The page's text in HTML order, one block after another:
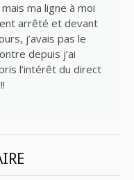
ma ligne à moi
arrêté et devant
j’avais pas le
depuis j’ai
l’intérêt du direct